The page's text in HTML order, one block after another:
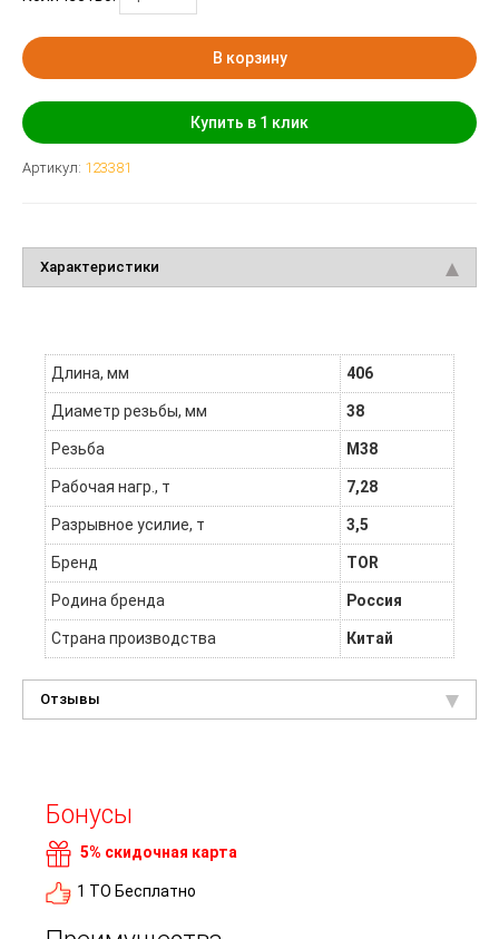
В корзину
Купить в 1 клик
Артикул: 123381
Характеристики
Длина, мм 406
Диаметр резьбы, мм 38
Резьба М38
Рабочая нагр., т 7,28
Разрывное усилие, т 3,5
Бренд TOR
Родина бренда Россия
Страна производства Китай
Отзывы
Бонусы
5% скидочная карта
1 ТО Бесплатно